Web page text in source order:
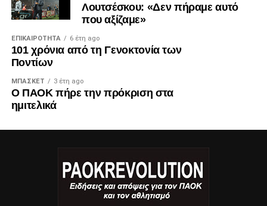
Λουτσέσκου: «Δεν πήραμε αυτό
που αξίζαμε»
ΕΠΙΚΑΙΡΌΤΗΤΑ 6 έτη ago
101 χρόνια από τη Γενοκτονία των
Ποντίων
ΜΠΆΣΚΕΤ 3 έτη ago
Ο ΠΑΟΚ πήρε την πρόκριση στα
ημιτελικά